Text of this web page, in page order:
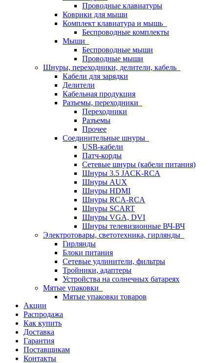
Проводные клавиатуры
Коврики для мыши
Комплект клавиатура и мышь
Беспроводные комплекты
Мыши
Беспроводные мыши
Проводные мыши
Шнуры, переходники, делители, кабель
Кабели для зарядки
Делители
Кабельная продукция
Разъемы, переходники
Переходники
Разъемы
Прочее
Соединительные шнуры
USB-кабели
Патч-корды
Сетевые шнуры (кабели питания)
Шнуры 3.5 JACK-RCA
Шнуры AUX
Шнуры HDMI
Шнуры RCA-RCA
Шнуры SCART
Шнуры VGA, DVI
Шнуры телевизионные ВЧ-ВЧ
Электротовары, светотехника, гирлянды
Гирлянды
Блоки питания
Сетевые удлинители, фильтры
Тройники, адаптеры
Устройства на солнечных батареях
Мятые упаковки
Мятые упаковки товаров
Акции
Распродажа
Как купить
Доставка
Гарантия
Поставщикам
Контакты